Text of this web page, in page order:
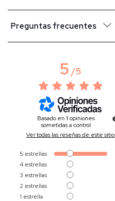
Preguntas frecuentes
5/5
Basado en1 opiniones
sometidas a control
Ver todas las reseñas de este sitio
5 estrellas
4 estrellas
3 estrellas
2 estrellas
1 estrella